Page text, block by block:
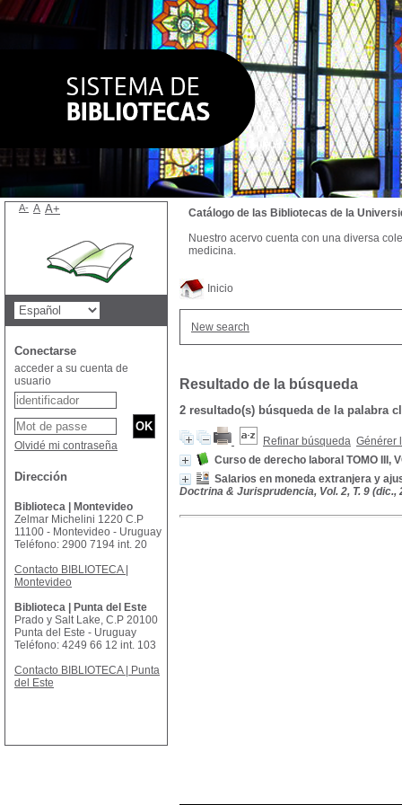
Inicio
New search
Resultado de la búsqueda
2 resultado(s) búsqueda de la palabra
Refinar búsqueda Générer
Curso de derecho laboral TOMO III,
Salarios en moneda extranjera y
Doctrina & Jurisprudencia, Vol. 2, T. 9 (dic.,
Catálogo de las Bibliotecas de la
Nuestro acervo cuenta con una diversa
medicina.
A- A A+
Conectarse
acceder a su cuenta de
usuario
Olvidé mi contraseña
Dirección
Biblioteca | Montevideo
Zelmar Michelini 1220 C.P
11100 - Montevideo - Uruguay
Teléfono: 2900 7194 int. 20
Contacto BIBLIOTECA |
Montevideo
Biblioteca | Punta del Este
Prado y Salt Lake, C.P 20100
Punta del Este - Uruguay
Teléfono: 4249 66 12 int. 103
Contacto BIBLIOTECA | Punta
del Este